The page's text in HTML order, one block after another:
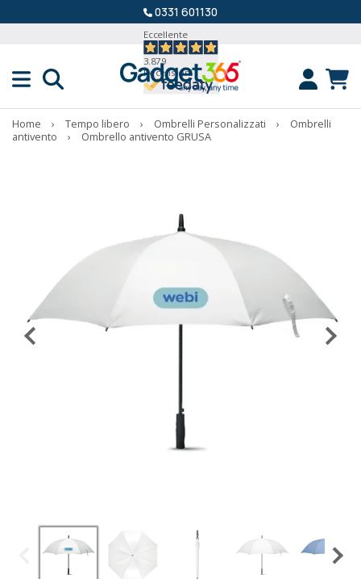
0331 601130
Eccellente
3.879
Recensioni
Home › Tempo libero › Ombrelli Personalizzati ›
Ombrelli
antivento
› Ombrello antivento GRUSA